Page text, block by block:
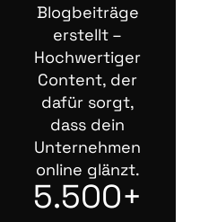
Blogbeiträge
erstellt –
Hochwertiger
Content, der
dafür sorgt,
dass dein
Unternehmen
online glänzt.
5.500+